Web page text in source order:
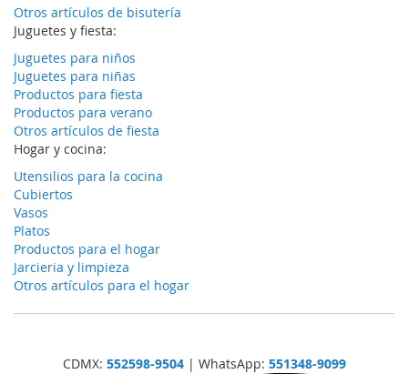
Otros artículos de bisutería
Juguetes y fiesta:
Juguetes para niños
Juguetes para niñas
Productos para fiesta
Productos para verano
Otros artículos de fiesta
Hogar y cocina:
Utensilios para la cocina
Cubiertos
Vasos
Platos
Productos para el hogar
Jarcieria y limpieza
Otros artículos para el hogar
CDMX: 552598-9504| WhatsApp: 551348-9099